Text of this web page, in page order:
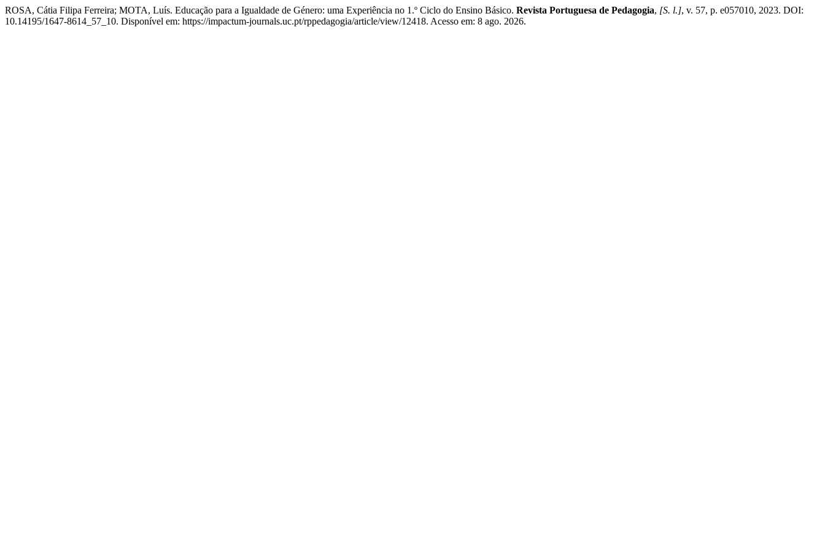
ROSA, Cátia Filipa Ferreira; MOTA, Luís. Educação para a Igualdade de Género: uma Experiência no 1.º Ciclo do Ensino Básico. Revista Portuguesa de Pedagogia, [S. l.], v. 57, p. e057010, 2023. DOI:
10.14195/1647-8614_57_10. Disponível em: https://impactum-journals.uc.pt/rppedagogia/article/view/12418. Acesso em: 8 ago. 2026.